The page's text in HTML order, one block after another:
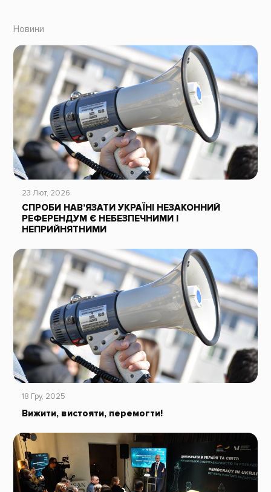
Новини
23 Лют, 2026
СПРОБИ НАВ’ЯЗАТИ УКРАЇНІ НЕЗАКОННИЙ
РЕФЕРЕНДУМ Є НЕБЕЗПЕЧНИМИ І
НЕПРИЙНЯТНИМИ
18 Гру, 2025
Вижити, вистояти, перемогти!